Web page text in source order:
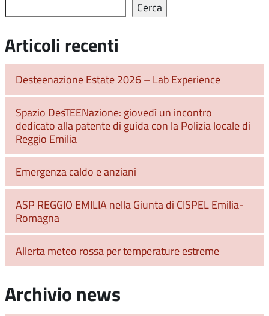
Cerca
Articoli recenti
Desteenazione Estate 2026 – Lab Experience
Spazio DesTEENazione: giovedì un incontro
dedicato alla patente di guida con la Polizia locale di
Reggio Emilia
Emergenza caldo e anziani
ASP REGGIO EMILIA nella Giunta di CISPEL Emilia-
Romagna
Allerta meteo rossa per temperature estreme
Archivio news